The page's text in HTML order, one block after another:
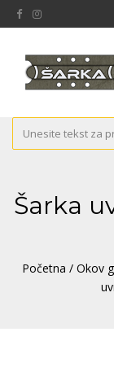
Šarka
Početna / Okov